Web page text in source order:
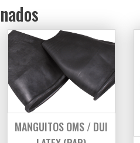
MANGUITOS OMS / DUI